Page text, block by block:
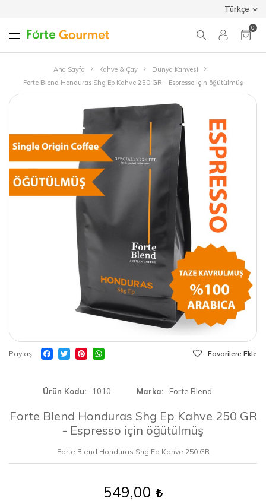
Türkçe
0
Ana Sayfa Kahve & Çay
Dünya Kahvesi
Forte Blend Honduras Shg Ep Kahve 250 GR - Espresso için öğütülmüş
Paylaş Favorilere Ekle
Ürün Kodu 1010 Marka Forte Blend
Forte Blend Honduras Shg Ep Kahve 250 GR
- Espresso için öğütülmüş
Forte Blend Honduras Shg Ep Kahve 250 GR
549,00